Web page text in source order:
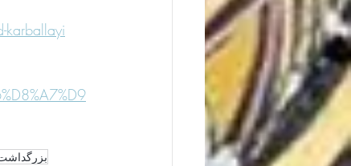
karballayi
بزرگداشت